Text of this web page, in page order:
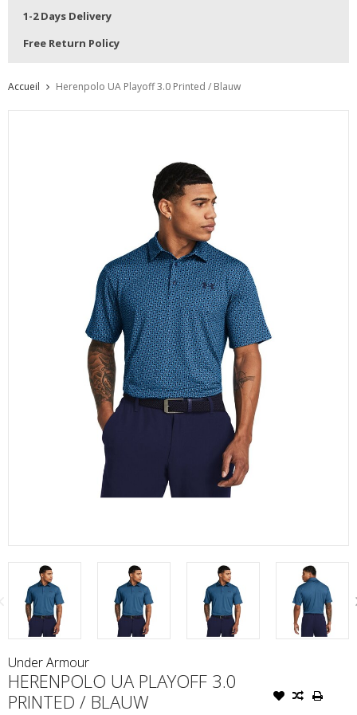
1-2 Days Delivery
Free Return Policy
Accueil Herenpolo UA Playoff 3.0 Printed / Blauw
Under Armour
HERENPOLO UA PLAYOFF 3.0
PRINTED / BLAUW